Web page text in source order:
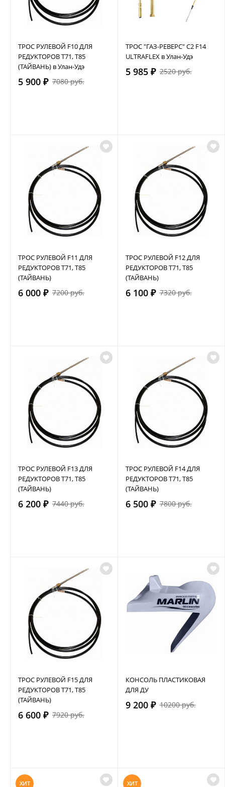
ТРОС РУЛЕВОЙ F10 ДЛЯ
РЕДУКТОРОВ Т71, Т85
(ТАЙВАНЬ) в Улан-Удэ
5 900 ₽ 7080 руб.
ТРОС "ГАЗ-РЕВЕРС" C2 F14
ULTRAFLEX в Улан-Удэ
5 985 ₽ 2520 руб.
ТРОС РУЛЕВОЙ F11 ДЛЯ
РЕДУКТОРОВ Т71, Т85
(ТАЙВАНЬ)
6 000 ₽ 7200 руб.
ТРОС РУЛЕВОЙ F12 ДЛЯ
РЕДУКТОРОВ Т71, Т85
(ТАЙВАНЬ)
6 100 ₽ 7320 руб.
ТРОС РУЛЕВОЙ F13 ДЛЯ
РЕДУКТОРОВ Т71, Т85
(ТАЙВАНЬ)
6 200 ₽ 7440 руб.
ТРОС РУЛЕВОЙ F14 ДЛЯ
РЕДУКТОРОВ Т71, Т85
(ТАЙВАНЬ)
6 500 ₽ 7800 руб.
ТРОС РУЛЕВОЙ F15 ДЛЯ
РЕДУКТОРОВ Т71, Т85
(ТАЙВАНЬ)
6 600 ₽ 7920 руб.
КОНСОЛЬ ПЛАСТИКОВАЯ
ДЛЯ ДУ
9 200 ₽ 10200 руб.
ХИТ ХИТ